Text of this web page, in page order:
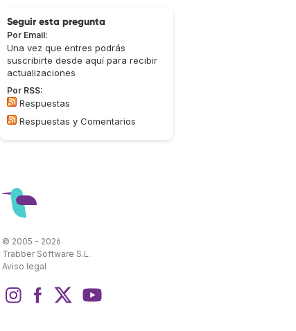
Seguir esta pregunta
Por Email:
Una vez que entres podrás
suscribirte desde aquí para recibir
actualizaciones
Por RSS:
Respuestas
Respuestas y Comentarios
© 2005 - 2026
Trabber Software S.L.
Aviso legal